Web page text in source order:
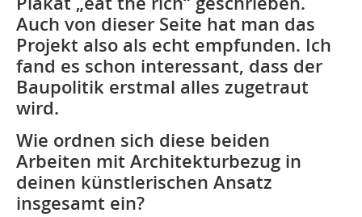
Auch von dieser Seite hat man das
Projekt also als echt empfunden. Ich
fand es schon interessant, dass der
Baupolitik erstmal alles zugetraut
wird.
Wie ordnen sich diese beiden
Arbeiten mit Architekturbezug in
deinen künstlerischen Ansatz
insgesamt ein?